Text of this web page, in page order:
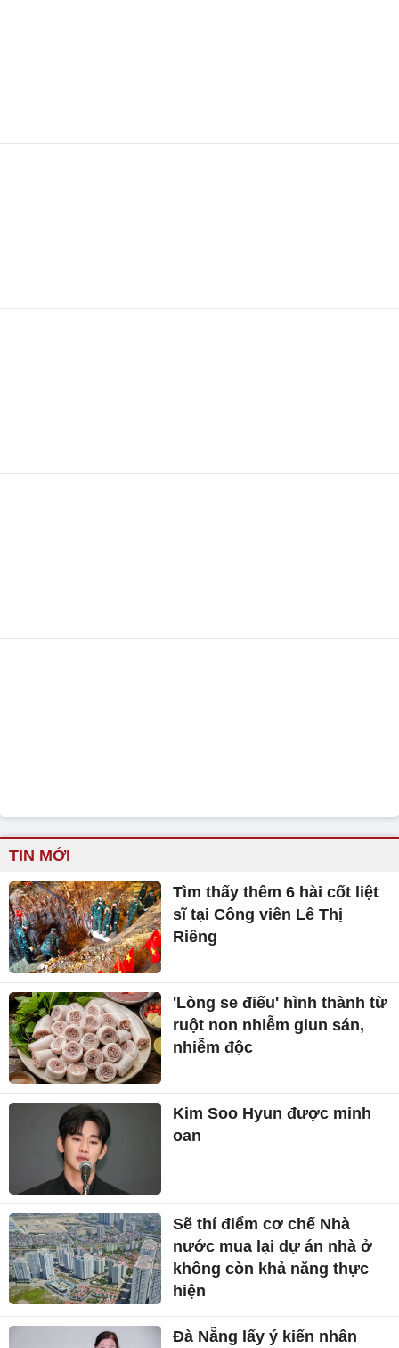
TIN MỚI
Tìm thấy thêm 6 hài cốt liệt
sĩ tại Công viên Lê Thị
Riêng
'Lòng se điếu' hình thành từ
ruột non nhiễm giun sán,
nhiễm độc
Kim Soo Hyun được minh
oan
Sẽ thí điểm cơ chế Nhà
nước mua lại dự án nhà ở
không còn khả năng thực
hiện
Đà Nẵng lấy ý kiến nhân